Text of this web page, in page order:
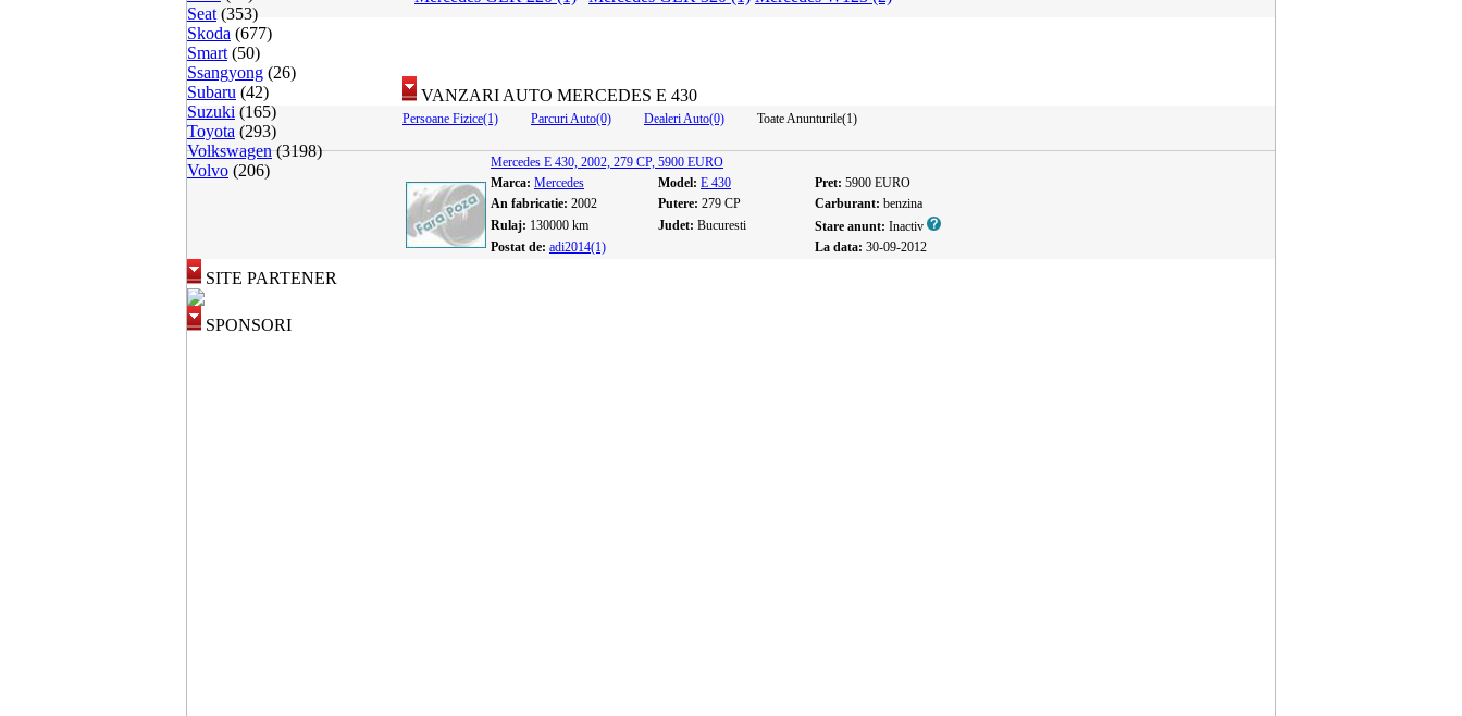
Seat(353)
Skoda (677)
Smart (50)
Ssangyong (26)
Subaru (42)
Suzuki (165)
Toyota (293)
Volkswagen(3198)
Volvo (206)
VANZARI AUTO MERCEDES E 430
Persoane Fizice(1) Parcuri Auto(0) Dealeri Auto(0) Toate Anunturile(1)
Mercedes E 430, 2002, 279 CP, 5900 EURO
Marca: Mercedes Model: E 430 Pret: 5900 EURO
An fabricatie: 2002 Putere: 279 CP Carburant: benzina
Rulaj: 130000 km Judet: Bucuresti Stare anunt: Inactiv
Postat de: adi2014(1) La data: 30-09-2012
SITE PARTENER
SPONSORI